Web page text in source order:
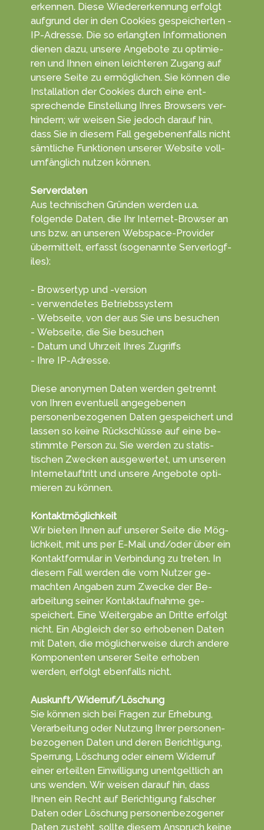
erkennen. Diese Wieder­erken­nung er­folgt
auf­grund der in den Cookies ge­speicher­ten ­
IP-Adresse. Die so er­langten Infor­matio­nen
die­nen da­zu, unsere An­gebo­te zu opti­mie­
ren und Ihnen einen leich­teren Zu­gang auf
unsere Sei­te zu ermög­lichen. Sie kön­nen die
In­stal­la­tion der Cookies durch eine ent­
sprechen­de Ein­stel­lung Ihres Browsers ver­
hindern; wir wei­sen Sie je­doch da­rauf hin,
dass Sie in diesem Fall ge­ge­benen­falls nicht
sämt­liche Funk­tionen unserer Web­site voll­
umfäng­lich nut­zen kön­nen.
Serverdaten
Aus tech­nischen Gründ­en werden u.a.
folgende Da­ten, die Ihr Inter­net-Browser an
uns bzw. an unseren Web­space-Provider
übe­rmittelt, erf­asst (soge­nannte Serve­rlogf­
iles):
- Browsertyp und -version
- verwendetes Betriebssystem
- Webseite, von der aus Sie uns besuchen
- Webseite, die Sie besuchen
- Datum und Uhrzeit Ihres Zugriffs
- Ihre IP-Adresse.
Diese anonymen Daten wer­den getrennt
von Ihren even­tuell ange­gebenen
personen­bezogenen Da­ten ge­speichert und
lassen so keine Rück­schlüsse auf eine be­
stimmte Per­son zu. Sie wer­den zu statis­
tischen Zwecken aus­gewertet, um unseren
Internet­auftritt und unsere An­gebote opti­
mieren zu kön­nen.
Kontaktmöglichkeit
Wir bieten Ihnen auf unserer Sei­te die Mög­
lich­keit, mit uns per E-Mail und/oder über ein
Kontakt­formu­lar in Ver­bin­dung zu tret­en. In
die­sem Fall werden die vom Nut­zer ge­
machten An­gab­en zum Zwecke der Be­
arbei­tung seiner Kontakt­aufnahme ge­
speichert. Eine Weiter­gabe an Dritte erfolgt
nicht. Ein Ab­gleich der so erho­benen Da­ten
mit Da­ten, die mög­licher­weise durch andere
Kompo­nenten unserer Sei­te erhoben
werden, er­folgt eben­falls nicht.
Auskunft/Widerruf/Löschung
Sie können sich bei Fra­gen zur Er­heb­ung,
Ver­arbei­tung oder Nut­zung Ihrer personen­
bezoge­nen Da­ten und deren Berich­tigung,
Sper­rung, Lö­schung oder einem Wider­ruf
einer erteil­ten Ein­willigung unent­gelt­lich an
uns wen­den. Wir wei­sen darauf hin, dass
Ihnen ein Recht auf Be­rich­ti­gung fal­scher
Da­ten oder Lö­schung personen­bezo­gener
Da­ten zu­steht, sollte diesem An­spruch keine